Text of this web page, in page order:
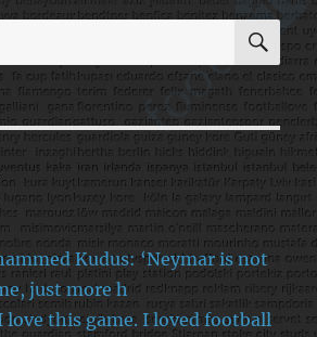
Kudus: ‘Neymar is not
just more h
love this game. I loved football